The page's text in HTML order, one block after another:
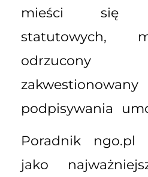
mieści się
statutowych,
podpisywania
Poradnik ngo.pl
jako